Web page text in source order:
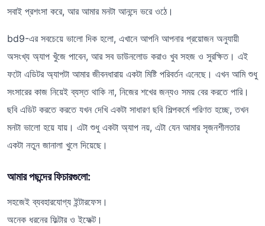
সবাই প্রশংসা করে, আর আমার মনটা আনন্দে ভরে ওঠে।
bd9-এর সবচেয়ে ভালো দিক হলো, এখানে আপনি আপনার প্রয়োজন অনুযায়ী
অসংখ্য অ্যাপ খুঁজে পাবেন, আর সব ডাউনলোড করাও খুব সহজ ও সুরক্ষিত। এই
ফটো এডিটর অ্যাপটা আমার জীবনধারায় একটা মিষ্টি পরিবর্তন এনেছে। এখন আমি শুধু
সংসারের কাজ নিয়েই ব্যস্ত থাকি না, নিজের শখের জন্যও সময় বের করতে পারি।
ছবি এডিট করতে করতে যখন দেখি একটা সাধারণ ছবি শিল্পকর্মে পরিণত হচ্ছে, তখন
মনটা ভালো হয়ে যায়। এটা শুধু একটা অ্যাপ নয়, এটা যেন আমার সৃজনশীলতার
একটা নতুন জানালা খুলে দিয়েছে।
আমার পছন্দের ফিচারগুলো:
সহজেই ব্যবহারযোগ্য ইন্টারফেস।
অনেক ধরনের ফিল্টার ও ইফেক্ট।